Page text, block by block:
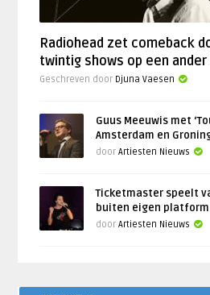
Radiohead zet comeback
twintig shows op een
Geschreven door Djuna Vaesen
Guus Meeuwis met
Amsterdam en
doorArtiesten Nieuws
Ticketmaster speelt
buiten eigen
doorArtiesten Nieuws